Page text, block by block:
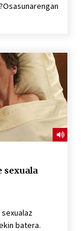
sexuala
batera.